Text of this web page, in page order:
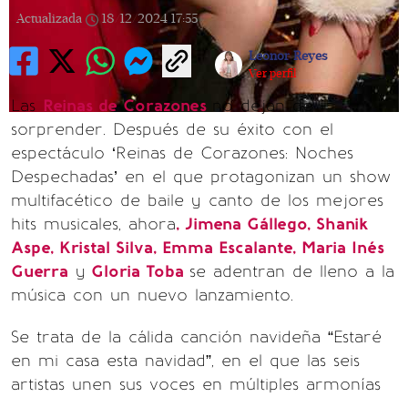
Actualizada
18/12/2024 17:55
Leonor Reyes
Ver perfil
Las Reinas de Corazones
no dejan de
sorprender. Después de su éxito con el
espectáculo ‘Reinas de Corazones: Noches
Despechadas’ en el que protagonizan un show
multifacético de baile y canto de los mejores
hits musicales, ahora, Jimena Gállego, Shanik
Aspe, Kristal Silva, Emma Escalante, Maria Inés
Guerra y Gloria Toba se adentran de lleno a la
música con un nuevo lanzamiento.
Se trata de la cálida canción navideña “Estaré
en mi casa esta navidad”, en el que las seis
artistas unen sus voces en múltiples armonías